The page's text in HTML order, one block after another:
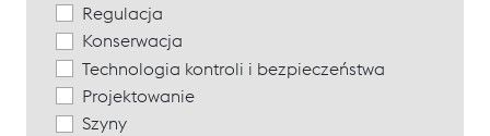
Regulacja
Konserwacja
Technologia kontroli i bezpieczeństwa
Projektowanie
Szyny